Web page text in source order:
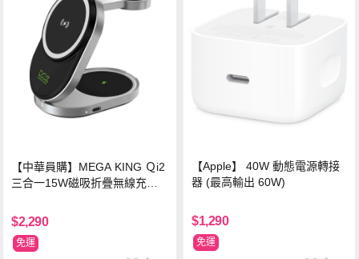
【中華員購】MEGA KING Ｑi2
三合一15W磁吸折疊無線充電
$2,290
免運
【Apple】 40W 動態電源轉接
器 (最高輸出 60W)
$1,290
免運